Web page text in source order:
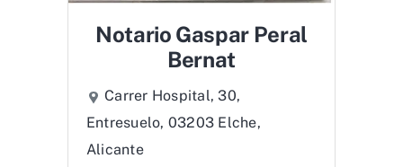
Notario Gaspar Peral
Bernat
Carrer Hospital, 30,
Entresuelo, 03203 Elche,
Alicante